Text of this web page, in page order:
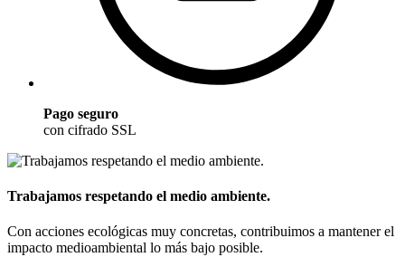
Pago seguro
con cifrado SSL
Trabajamos respetando el medio ambiente.
Con acciones ecológicas muy concretas, contribuimos a mantener el
impacto medioambiental lo más bajo posible.